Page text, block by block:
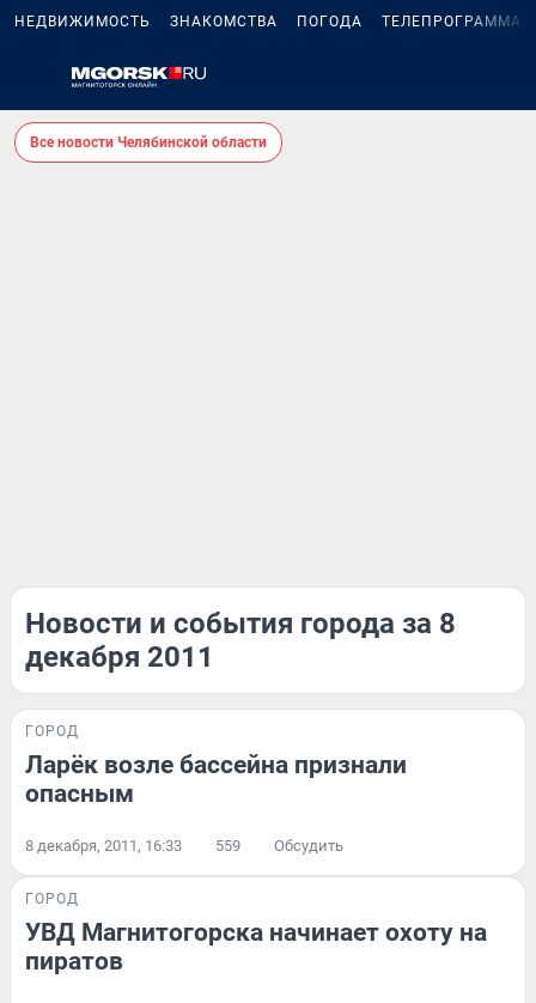
НЕДВИЖИМОСТЬ ЗНАКОМСТВА ПОГОДА ТЕЛЕПРОГРАММА
Все новости Челябинской области
Новости и события города за 8
декабря 2011
ГОРОД
Ларёк возле бассейна признали
опасным
8 декабря, 2011, 16:33 559 Обсудить
ГОРОД
УВД Магнитогорска начинает охоту на
пиратов